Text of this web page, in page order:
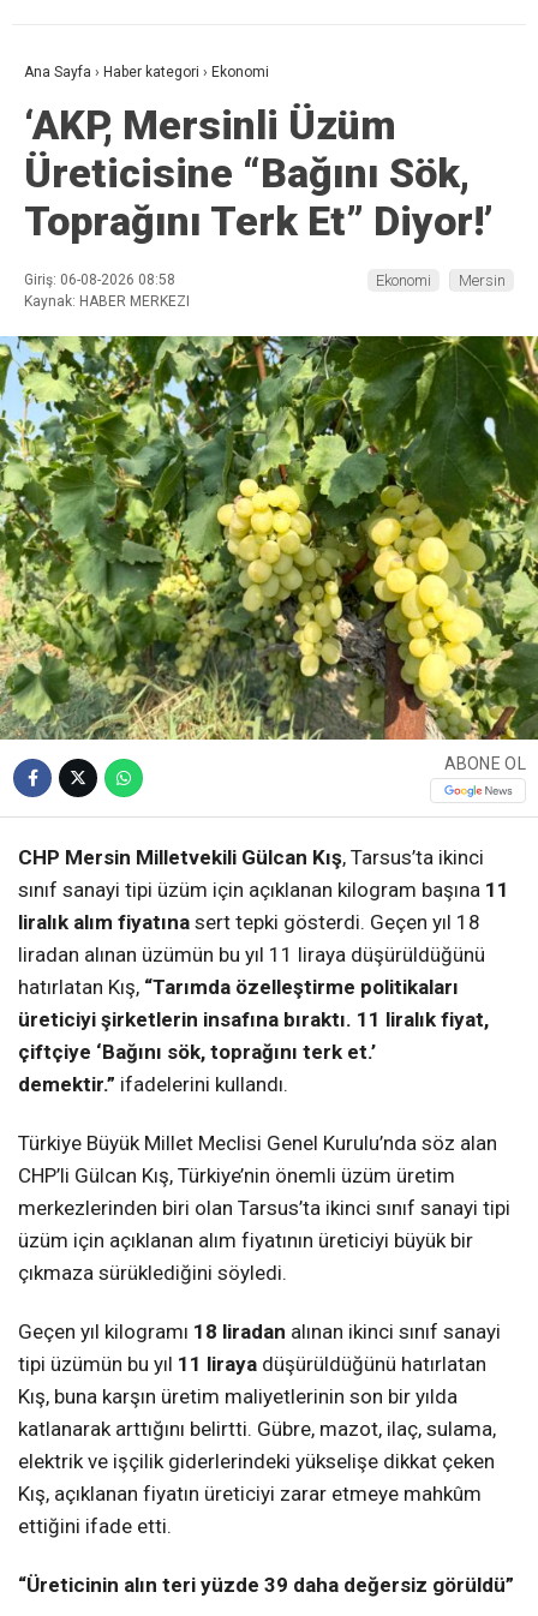
Ana Sayfa › Haber kategori › Ekonomi
‘AKP, Mersinli Üzüm
Üreticisine “Bağını Sök,
Toprağını Terk Et” Diyor!’
Giriş: 06-08-2026 08:58
Kaynak: HABER MERKEZI
Ekonomi Mersin
ABONE OL
CHP Mersin Milletvekili Gülcan Kış, Tarsus’ta ikinci
sınıf sanayi tipi üzüm için açıklanan kilogram başına 11
liralık alım fiyatına sert tepki gösterdi. Geçen yıl 18
liradan alınan üzümün bu yıl 11 liraya düşürüldüğünü
hatırlatan Kış, “Tarımda özelleştirme politikaları
üreticiyi şirketlerin insafına bıraktı. 11 liralık fiyat,
çiftçiye ‘Bağını sök, toprağını terk et.’
demektir.” ifadelerini kullandı.
Türkiye Büyük Millet Meclisi Genel Kurulu’nda söz alan
CHP’li Gülcan Kış, Türkiye’nin önemli üzüm üretim
merkezlerinden biri olan Tarsus’ta ikinci sınıf sanayi tipi
üzüm için açıklanan alım fiyatının üreticiyi büyük bir
çıkmaza sürüklediğini söyledi.
Geçen yıl kilogramı 18 liradan alınan ikinci sınıf sanayi
tipi üzümün bu yıl 11 liraya düşürüldüğünü hatırlatan
Kış, buna karşın üretim maliyetlerinin son bir yılda
katlanarak arttığını belirtti. Gübre, mazot, ilaç, sulama,
elektrik ve işçilik giderlerindeki yükselişe dikkat çeken
Kış, açıklanan fiyatın üreticiyi zarar etmeye mahkûm
ettiğini ifade etti.
“Üreticinin alın teri yüzde 39 daha değersiz görüldü”